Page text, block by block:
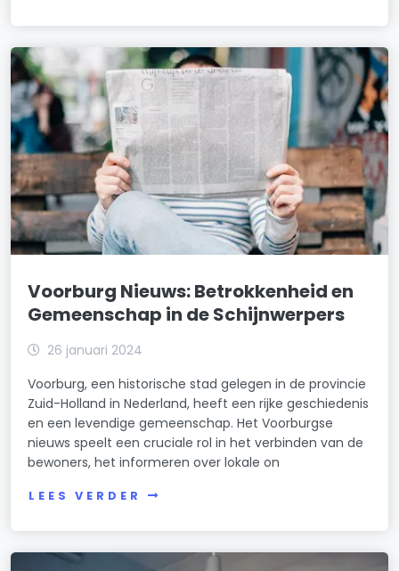
Voorburg Nieuws: Betrokkenheid en
Gemeenschap in de Schijnwerpers
26 januari 2024
Voorburg, een historische stad gelegen in de provincie
Zuid-Holland in Nederland, heeft een rijke geschiedenis
en een levendige gemeenschap. Het Voorburgse
nieuws speelt een cruciale rol in het verbinden van de
bewoners, het informeren over lokale on
LEES VERDER